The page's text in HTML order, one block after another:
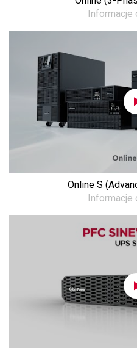
Informacje
Online S
Informacje